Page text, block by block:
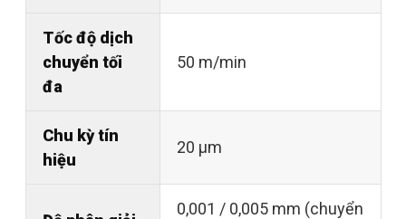
Tốc độ dịch
chuyển tối
đa
50 m/min
Chu kỳ tín
hiệu
20 µm
0,001 / 0,005 mm (chuyển